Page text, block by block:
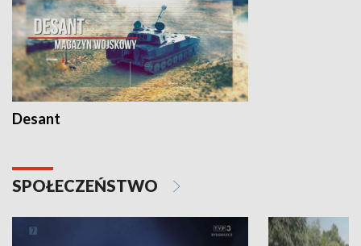
Desant
SPOŁECZEŃSTWO